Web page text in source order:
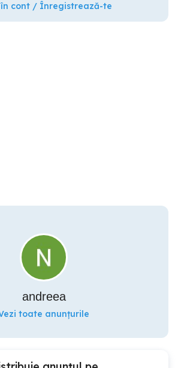
cont / Înregistrează-te
andreea
toate anunțurile